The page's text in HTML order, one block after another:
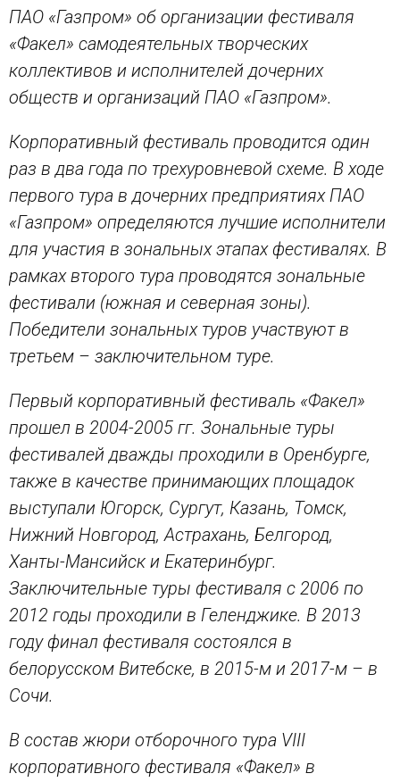
ПАО «Газпром» об организации фестиваля
«Факел» самодеятельных творческих
коллективов и исполнителей дочерних
обществ и организаций ПАО «Газпром».
Корпоративный фестиваль проводится один
раз в два года по трехуровневой схеме. В ходе
первого тура в дочерних предприятиях ПАО
«Газпром» определяются лучшие исполнители
для участия в зональных этапах фестивалях. В
рамках второго тура проводятся зональные
фестивали (южная и северная зоны).
Победители зональных туров участвуют в
третьем – заключительном туре.
Первый корпоративный фестиваль «Факел»
прошел в 2004-2005 гг. Зональные туры
фестивалей дважды проходили в Оренбурге,
также в качестве принимающих площадок
выступали Югорск, Сургут, Казань, Томск,
Нижний Новгород, Астрахань, Белгород,
Ханты-Мансийск и Екатеринбург.
Заключительные туры фестиваля с 2006 по
2012 годы проходили в Геленджике. В 2013
году финал фестиваля состоялся в
белорусском Витебске, в 2015-м и 2017-м – в
Сочи.
В состав жюри отборочного тура VIII
корпоративного фестиваля «Факел» в